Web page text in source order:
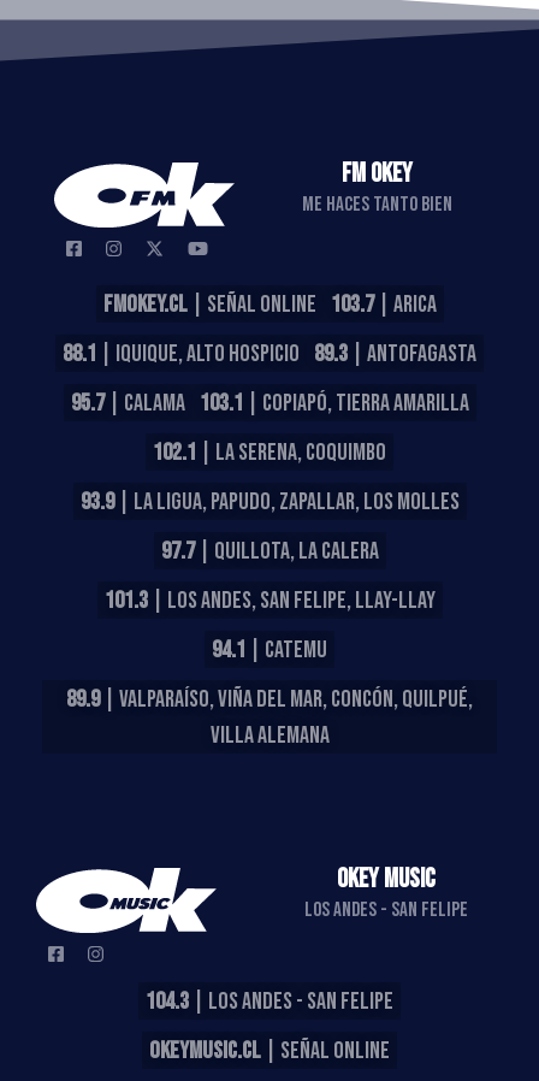
FM OKEY
ME HACES TANTO BIEN
FMOKEY.CL| SEÑAL ONLINE 103.7| ARICA
88.1 | IQUIQUE, ALTO HOSPICIO 89.3 | ANTOFAGASTA
95.7| CALAMA 103.1 | COPIAPÓ, TIERRA AMARILLA
102.1 | LA SERENA, COQUIMBO
93.9| LA LIGUA, PAPUDO, ZAPALLAR, LOS MOLLES
97.7| QUILLOTA, LA CALERA
101.3| LOS ANDES, SAN FELIPE, LLAY-LLAY
94.1 | CATEMU
89.9| VALPARAÍSO, VIÑA DEL MAR, CONCÓN, QUILPUÉ,
VILLA ALEMANA
OKEY MUSIC
LOS ANDES - SAN FELIPE
104.3 | LOS ANDES - SAN FELIPE
OKEYMUSIC.CL | SEÑAL ONLINE